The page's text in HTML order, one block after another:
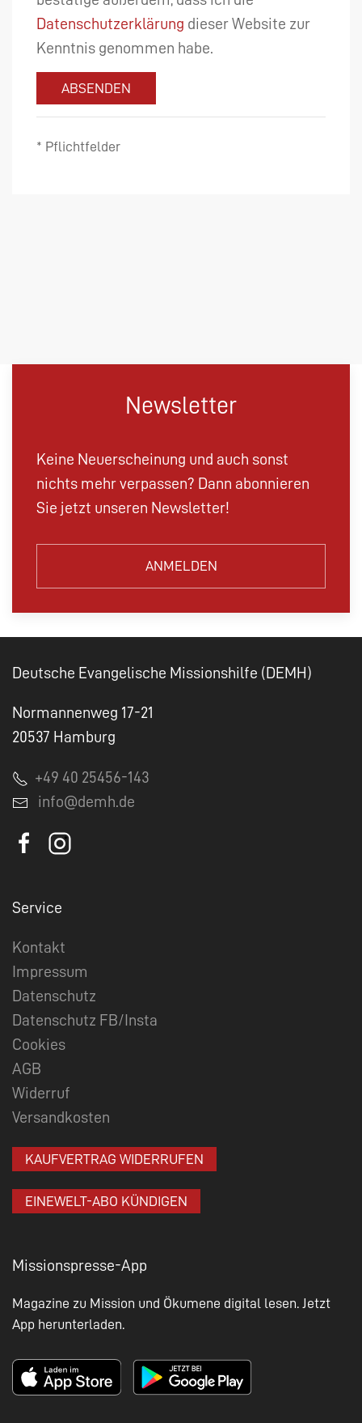
Datenschutzerklärung dieser Website zur
Kenntnis genommen habe.
ABSENDEN
* Pflichtfelder
Newsletter
Keine Neuerscheinung und auch sonst
nichts mehr verpassen? Dann abonnieren
Sie jetzt unseren Newsletter!
ANMELDEN
Deutsche Evangelische Missionshilfe (DEMH)
Normannenweg 17-21
20537 Hamburg
+49 40 25456-143
info@demh.de
Service
Kontakt
Impressum
Datenschutz
Datenschutz FB/Insta
Cookies
AGB
Widerruf
Versandkosten
KAUFVERTRAG WIDERRUFEN
EINEWELT-ABO KÜNDIGEN
Missionspresse-App
Magazine zu Mission und Ökumene digital lesen. Jetzt
App herunterladen.